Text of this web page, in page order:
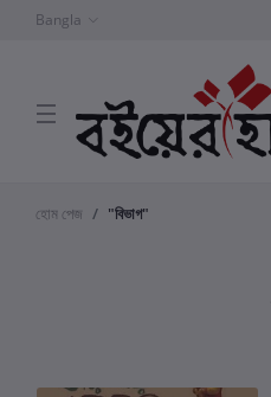
Bangla
হোম পেজ "বিভাগ"